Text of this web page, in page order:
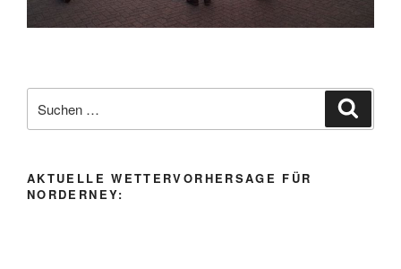
nach:
AKTUELLE WETTERVORHERSAGE FÜR
NORDERNEY: